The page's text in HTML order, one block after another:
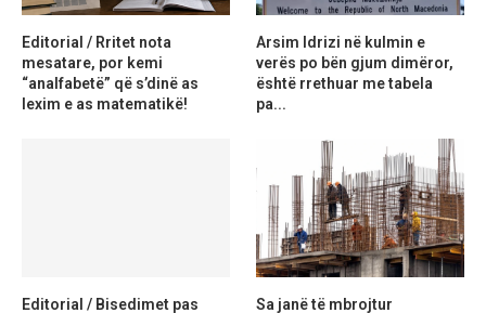
Editorial / Rritet nota
mesatare, por kemi
“analfabetë” që s’dinë as
lexim e as matematikë!
Arsim Idrizi në kulmin e
verës po bën gjum dimëror,
është rrethuar me tabela
pa...
Editorial / Bisedimet pas
Sa janë të mbrojtur